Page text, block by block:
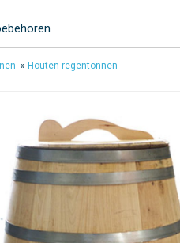
» Houten regentonnen